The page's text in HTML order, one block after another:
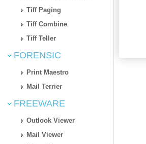
Tiff Paging
Tiff Combine
Tiff Teller
FORENSIC
Print Maestro
Mail Terrier
FREEWARE
Outlook Viewer
Mail Viewer